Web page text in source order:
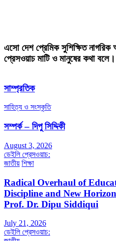
এসো দেশ প্রেমিক সুশিক্ষিত
প্রেসওয়াচ মাটি ও মানুষের কথা বলে।
সাম্প্রতিক
সাহিত্য ও সংস্কৃতি
সম্পর্ক – দিপু সিদ্দিকী
August 3, 2026
ডেইলি প্রেসওয়াচ:
জাতীয় শিক্ষা
Radical Overhaul of
Discipline and New
Prof. Dr. Dipu Siddiqui
July 21, 2026
ডেইলি প্রেসওয়াচ: